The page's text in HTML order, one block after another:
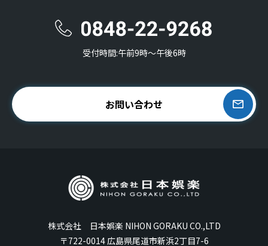
受付時間:午前9時〜午後6時
お問い合わせ
株式会社 日本娯楽 NIHON GORAKU CO.,LTD
〒722-0014 広島県尾道市新浜2丁目7-6